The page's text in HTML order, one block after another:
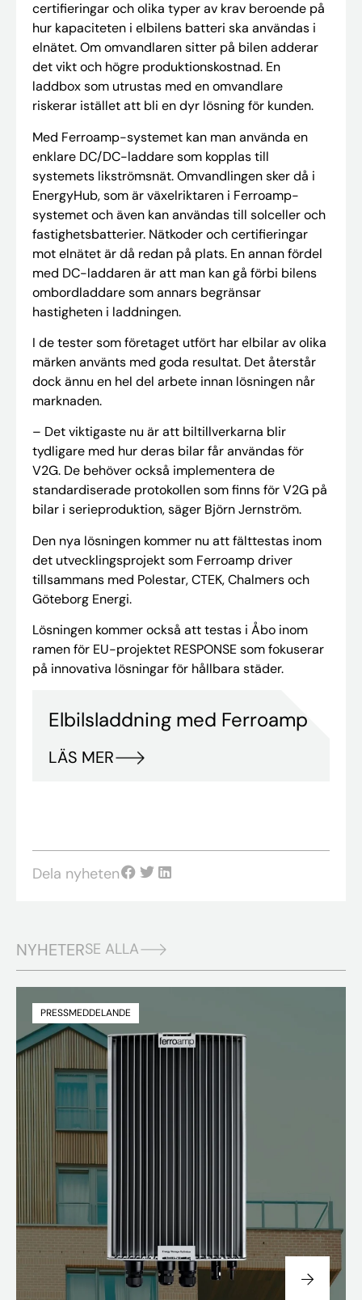
certifieringar och olika typer av krav beroende på
hur kapaciteten i elbilens batteri ska användas i
elnätet. Om omvandlaren sitter på bilen adderar
det vikt och högre produktionskostnad. En
laddbox som utrustas med en omvandlare
riskerar istället att bli en dyr lösning för kunden.
Med Ferroamp-systemet kan man använda en
enklare DC/DC-laddare som kopplas till
systemets likströmsnät. Omvandlingen sker då i
EnergyHub, som är växelriktaren i Ferroamp-
systemet och även kan användas till solceller och
fastighetsbatterier. Nätkoder och certifieringar
mot elnätet är då redan på plats. En annan fördel
med DC-laddaren är att man kan gå förbi bilens
ombordladdare som annars begränsar
hastigheten i laddningen.
I de tester som företaget utfört har elbilar av olika
märken använts med goda resultat. Det återstår
dock ännu en hel del arbete innan lösningen når
marknaden.
– Det viktigaste nu är att biltillverkarna blir
tydligare med hur deras bilar får användas för
V2G. De behöver också implementera de
standardiserade protokollen som finns för V2G på
bilar i serieproduktion, säger Björn Jernström.
Den nya lösningen kommer nu att fälttestas inom
det utvecklingsprojekt som Ferroamp driver
tillsammans med Polestar, CTEK, Chalmers och
Göteborg Energi.
Lösningen kommer också att testas i Åbo inom
ramen för EU-projektet RESPONSE som fokuserar
på innovativa lösningar för hållbara städer.
Elbilsladdning med Ferroamp
LÄS MER
Dela nyheten
NYHETERSE ALLA
PRESSMEDDELANDE